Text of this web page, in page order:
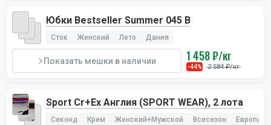
Юбки Bestseller Summer 045 B
Сток Женский Лето Дания
Показать мешки в наличии 1 458 ₽/кг
-44% 2 584 ₽/кг
Sport Cr+Ex Англия (SPORT WEAR), 2 лота
Секонд Крем Женский+Мужской Всесезон Европа